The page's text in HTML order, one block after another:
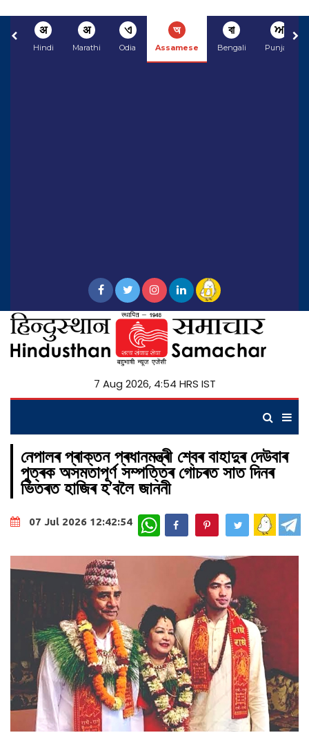
अ
Hindi
अ
Marathi
ଏ
Odia
অ
Assamese
বা
Bengali
ਅ
Punjabi
7 Aug 2026, 4:54 HRS IST
নেপালৰ প্ৰাক্তন প্ৰধানমন্ত্ৰী শ্বেৰ বাহাদুৰ দেউবাৰ
পুত্ৰক অসমতাপূৰ্ণ সম্পত্তিৰ গোচৰত সাত দিনৰ
ভিতৰত হাজিৰ হ’বলৈ জাননী
07 Jul 2026 12:42:54 WhatsApp